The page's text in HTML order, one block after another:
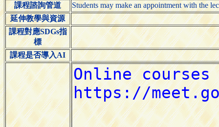
課程諮詢管道
Students may make an appointment with the
延伸教學與資源
課程對應SDGs指
標
課程是否導入AI